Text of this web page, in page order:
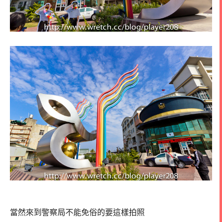
當然來到警察局不能免俗的要這樣拍照